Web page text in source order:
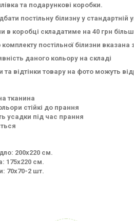
та подарункові коробки.
постільну білизну у
в коробці складатиме на 40 грн
комплекту постільної білизни
даного кольору на складі
та відтінки товару на фото можуть
тканина
стійкі до прання
усадки під час прання
200х220 см.
175х220 см.
70х70-2 шт.